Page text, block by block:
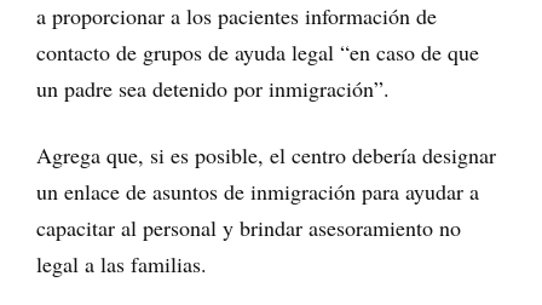
a proporcionar a los pacientes información de
contacto de grupos de ayuda legal “en caso de que
un padre sea detenido por inmigración”.
Agrega que, si es posible, el centro debería designar
un enlace de asuntos de inmigración para ayudar a
capacitar al personal y brindar asesoramiento no
legal a las familias.